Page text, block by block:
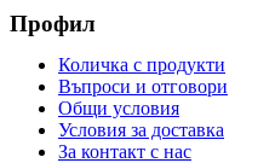
Профил
Количка с продукти
Въпроси и отговори
Общи условия
Условия за доставка
За контакт с нас